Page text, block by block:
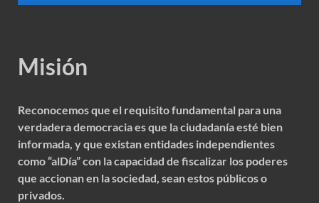
Misión
Reconocemos que el requisito fundamental para una
verdadera democracia es que la ciudadanía esté bien
informada, y que existan entidades independientes
como “alDía” con la capacidad de fiscalizar los poderes
que accionan en la sociedad, sean estos públicos o
privados.